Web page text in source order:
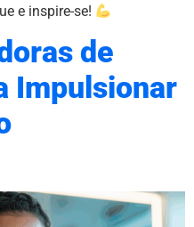
e inspire-se!
de
Impulsionar